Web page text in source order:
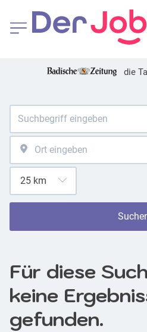
die
Für diese
keine
gefunden.